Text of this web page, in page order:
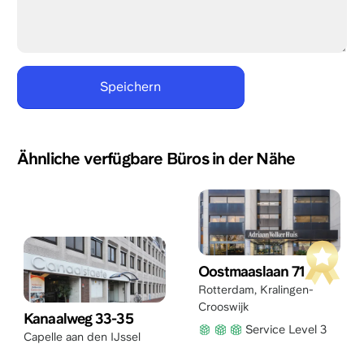
Ähnliche verfügbare Büros in der Nähe
Kanaalweg 33-35
Capelle aan den IJssel
Oostmaaslaan 71
Rotterdam, Kralingen-
Crooswijk
Service Level 3